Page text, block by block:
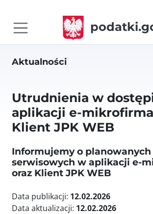
Aktualności
Utrudnienia w
aplikacji e-
Klient JPK WEB
Informujemy o planowanych
serwisowych w aplikacji e-
oraz Klient JPK WEB
Data publikacji: 12.02.2026
Data aktualizacji: 12.02.2026